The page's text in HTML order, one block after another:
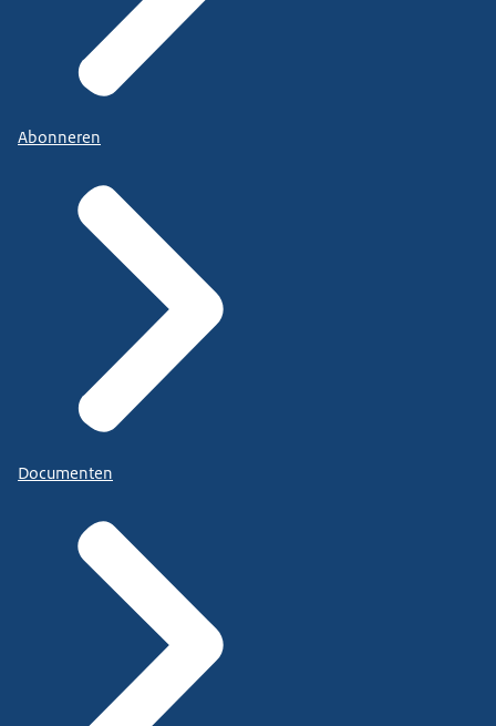
Abonneren
Documenten